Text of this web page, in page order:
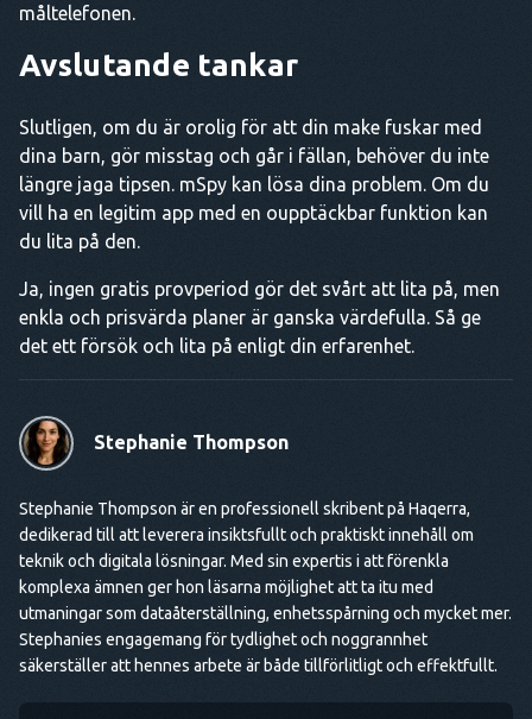
måltelefonen.
Avslutande tankar
Slutligen, om du är orolig för att din make fuskar med
dina barn, gör misstag och går i fällan, behöver du inte
längre jaga tipsen. mSpy kan lösa dina problem. Om du
vill ha en legitim app med en oupptäckbar funktion kan
du lita på den.
Ja, ingen gratis provperiod gör det svårt att lita på, men
enkla och prisvärda planer är ganska värdefulla. Så ge
det ett försök och lita på enligt din erfarenhet.
Stephanie Thompson
Stephanie Thompson är en professionell skribent på Haqerra,
dedikerad till att leverera insiktsfullt och praktiskt innehåll om
teknik och digitala lösningar. Med sin expertis i att förenkla
komplexa ämnen ger hon läsarna möjlighet att ta itu med
utmaningar som dataåterställning, enhetsspårning och mycket mer.
Stephanies engagemang för tydlighet och noggrannhet
säkerställer att hennes arbete är både tillförlitligt och effektfullt.